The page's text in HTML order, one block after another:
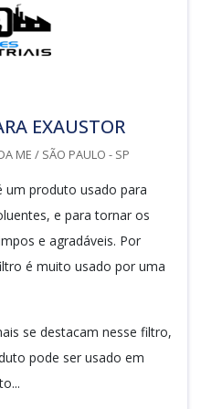
EXAUSTOR
ME / SÃO PAULO - SP
um produto usado para
e para tornar os
e agradáveis. Por
é muito usado por uma
se destacam nesse filtro,
pode ser usado em